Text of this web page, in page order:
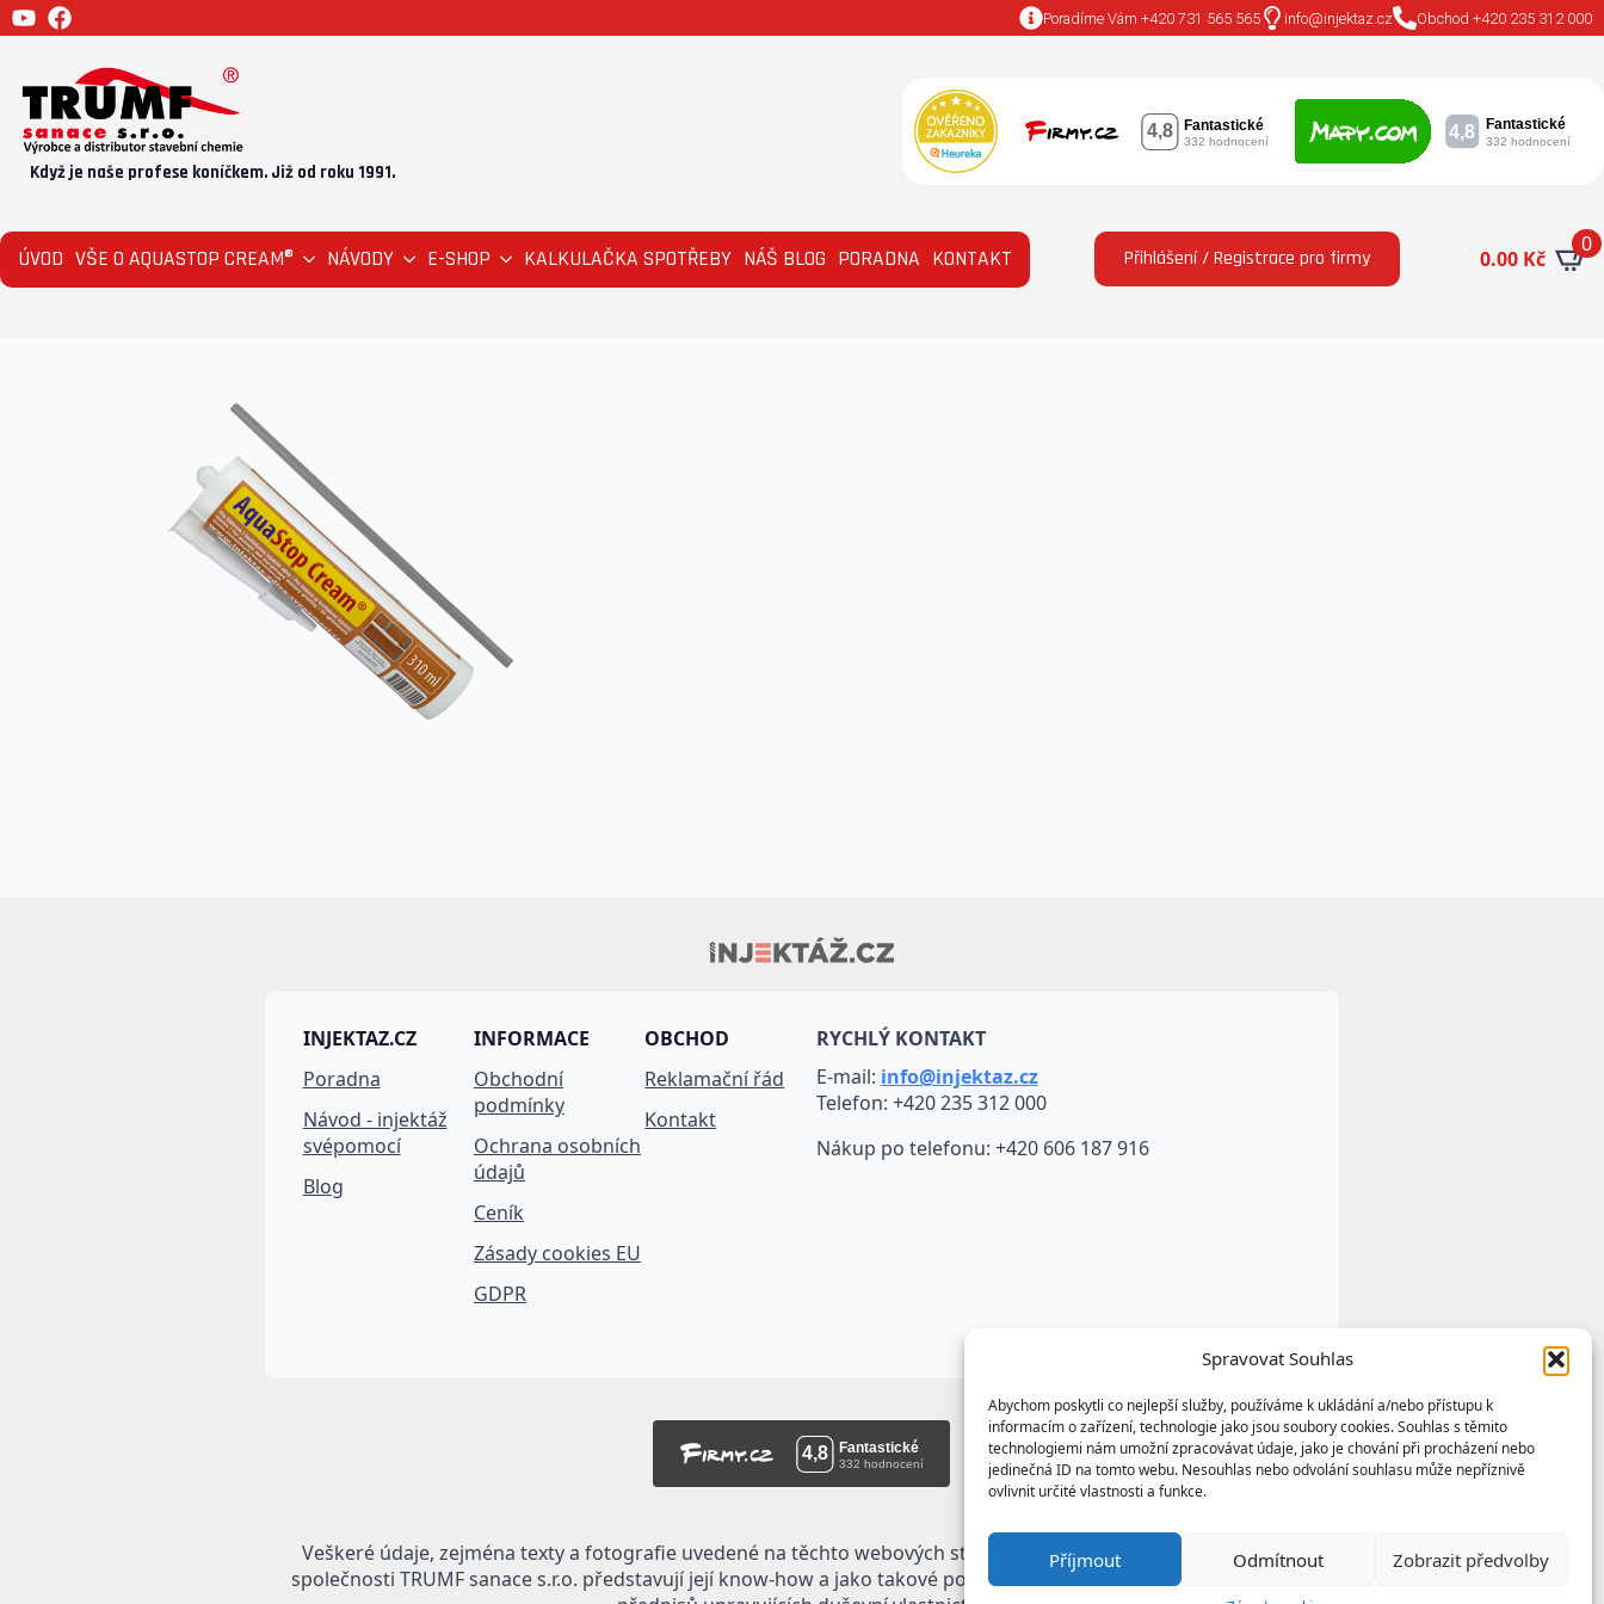
Spravovat Souhlas
Abychom poskytli co nejlepší služby, používáme k ukládání a/nebo přístupu k
informacím o zařízení, technologie jako jsou soubory cookies. Souhlas s těmito
technologiemi nám umožní zpracovávat údaje, jako je chování při procházení nebo
jedinečná ID na tomto webu. Nesouhlas nebo odvolání souhlasu může nepříznivě
ovlivnit určité vlastnosti a funkce.
Příjmout Odmítnout Zobrazit předvolby
Poradíme Vám +420 731 565 565 info@injektaz.cz Obchod +420 235 312 000
Když je naše profese koníčkem. Již od roku 1991.
ÚVOD VŠE O AQUASTOP CREAM® NÁVODY E-SHOP KALKULAČKA SPOTŘEBY NÁŠ BLOG PORADNA KONTAKT Přihlášení / Registrace pro firmy 0.00 Kč
0
INJEKTAZ.CZ
Poradna
Návod - injektáž
svépomocí
Blog
INFORMACE
Obchodní
podmínky
Ochrana osobních
údajů
Ceník
Zásady cookies EU
GDPR
OBCHOD
Reklamační řád
Kontakt
RYCHLÝ KONTAKT
E-mail: info@injektaz.cz
Telefon: +420 235 312 000
Nákup po telefonu: +420 606 187 916
Veškeré údaje, zejména texty a fotografie uvedené na těchto webových stránkách jsou výtvorem a vlastnictvím
společnosti TRUMF sanace s.r.o. představují její know-how a jako takové požívají ochrany podle autorských práv a